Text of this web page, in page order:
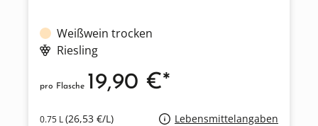
Weißwein trocken
Riesling
0.75 L(26,53 €/L) Lebensmittelangaben
pro Flasche 19,90 €*